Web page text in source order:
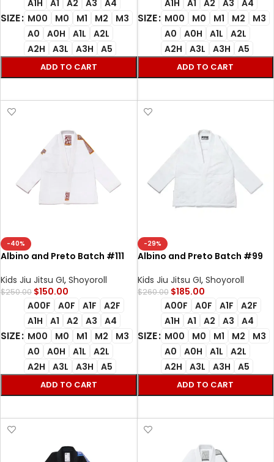
SIZE
A1H A1 A2 A3
A4
M00
M0 M1 M2
M3
A0
A0H A1L
A2L
A2H
A3L A3H A5
ADD TO CART
SIZE
A1H A1 A2 A3
A4
M00
M0 M1 M2
M3
A0
A0H A1L
A2L
A2H
A3L A3H A5
ADD TO CART
-40%
Albino and Preto Batch #111
white bjj gi with bag
Kids Jiu Jitsu GI, Shoyoroll
$250.00 $150.00
SIZE
A00F A0F A1F
A2F
A1H
A1 A2 A3
A4
M00
M0 M1 M2
M3
A0
A0H A1L
A2L
A2H
A3L A3H A5
ADD TO CART
-29%
Albino and Preto Batch #99
with bag
Kids Jiu Jitsu GI, Shoyoroll
$260.00 $185.00
SIZE
A00F A0F A1F
A2F
A1H
A1 A2 A3
A4
M00
M0 M1 M2
M3
A0
A0H A1L
A2L
A2H
A3L A3H A5
ADD TO CART